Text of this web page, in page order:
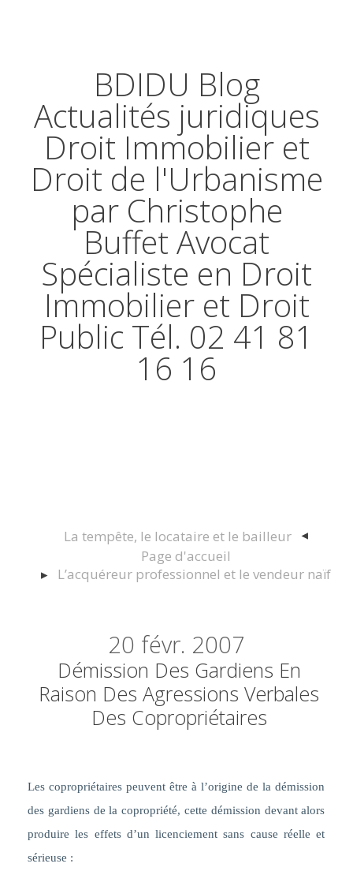
BDIDU Blog
Actualités juridiques
Droit Immobilier et
Droit de l'Urbanisme
par Christophe
Buffet Avocat
Spécialiste en Droit
Immobilier et Droit
Public Tél. 02 41 81
16 16
La tempête, le locataire et le bailleur
Page d'accueil
L’acquéreur professionnel et le vendeur naïf
20 févr. 2007
Démission Des Gardiens En
Raison Des Agressions Verbales
Des Copropriétaires
Les copropriétaires peuvent être à l’origine de la démission
des gardiens de la copropriété, cette démission devant alors
produire les effets d’un licenciement sans cause réelle et
sérieuse :